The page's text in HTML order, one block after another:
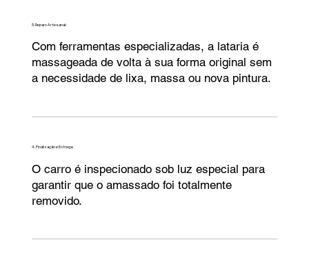
3. Reparo Artesanal:
Com ferramentas especializadas, a lataria é
massageada de volta à sua forma original sem
a necessidade de lixa, massa ou nova pintura.
4. Finalização e Entrega:
O carro é inspecionado sob luz especial para
garantir que o amassado foi totalmente
removido.